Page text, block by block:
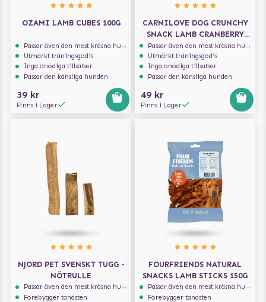
OZAMI LAMB CUBES 100G
Passar även den mest kräsna hunden
Utmärkt träningsgodis
Inga onödiga tillsatser
Passar den känsliga hunden
39 kr
Finns i Lager
CARNILOVE DOG CRUNCHY
SNACK LAMB CRANBERRY
200G
Passar även den mest kräsna hunden
Utmärkt träningsgodis
Inga onödiga tillsatser
Passar den känsliga hunden
49 kr
Finns i Lager
NJORD PET SVENSKT TUGG -
NÖTRULLE
Passar även den mest kräsna hunden
Förebygger tandsten
FOURFRIENDS NATURAL
SNACKS LAMB STICKS 150G
Passar även den mest kräsna hunden
Förebygger tandsten